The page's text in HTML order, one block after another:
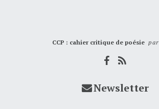
CCP : cahier critique de poésie par
Newsletter